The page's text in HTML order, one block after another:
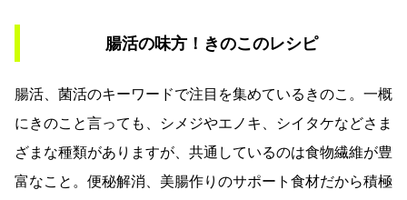
腸活の味方！きのこのレシピ
腸活、菌活のキーワードで注目を集めているきのこ。一概
にきのこと言っても、シメジやエノキ、シイタケなどさま
ざまな種類がありますが、共通しているのは食物繊維が豊
富なこと。便秘解消、美腸作りのサポート食材だから積極